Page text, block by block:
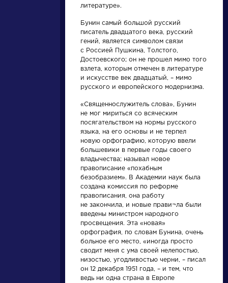
словарь
Найти
Словарь
Литература. 8
класс: Учебная
хрестоматия для
школ и_классов с
углубленным и...
Произведения
Гусар
Пушкин Александр
Сергеевич »
литературе».
Бунин самый большой русский
писатель двадцатого века, русский
гений, является символом связи
с Россией Пушкина, Толстого,
Достоевского; он не прошел мимо того
взлета, которым отмечен в литературе
и искусстве век двадцатый, – мимо
русского и европейского модернизма.
«Священнослужитель слова», Бунин
не мог мириться со всяческим
посягательством на нормы русского
языка, на его основы и не терпел
новую орфографию, которую ввели
большевики в первые годы своего
владычества; называл новое
правописание «похабным
безобразием». В Академии наук была
создана комиссия по реформе
правописания, она работу
не закончила, и новые прави¬ла были
введены министром народного
просвещения. Эта «новая»
орфография, по словам Бунина, очень
больное его место, «иногда просто
сводит меня с ума своей нелепостью,
низостью, угодливостью черни, – писал
он 12 декабря 1951 года, – и тем, что
ведь ни одна страна в Европе